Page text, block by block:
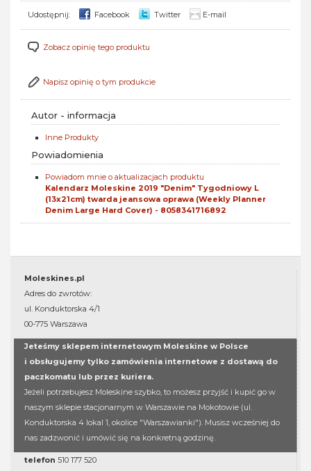
Udostępnij: Facebook Twitter E-mail
Zobacz opinię tego produktu
Napisz opinię o tym produkcie
Autor - informacja
Inne Produkty
Powiadomienia
Powiadom mnie o aktualizacjach produktu
Kalendarz Moleskine 2019 "Denim" Tygodniowy L
(13x21cm) twarda jeansowa oprawa (Weekly Planner
Denim Large Hard Cover) - 8058341716892
Moleskines.pl
Adres do zwrotów:
ul. Konduktorska 4/1
00-775 Warszawa
Jeteśmy sklepem internetowym Moleskine w Polsce
i obsługujemy tylko zamówienia internetowe z dostawą do
paczkomatu lub przez kuriera.
Jeżeli potrzebujesz Moleskine szybko, to możesz przyjść i kupić go w
naszym sklepie stacjonarnym w Warszawie na Mokotowie (ul.
Konduktorska 4 lokal 1, okolice "Warszawianki"). Musisz wcześniej do
nas zadzwonić i umówić się na konkretną godzinę.
telefon 510 177 520